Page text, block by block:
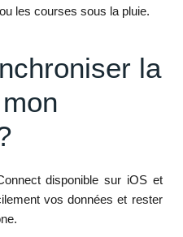
les courses sous la pluie.
la
disponible sur iOS et
vos données et rester